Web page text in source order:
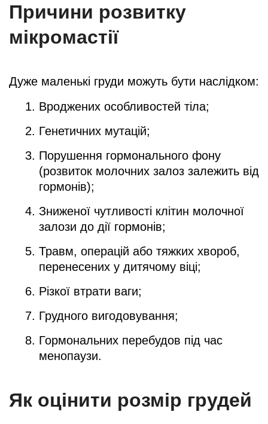
Причини розвитку
мікромастії
Дуже маленькі груди можуть бути наслідком:
Вроджених особливостей тіла;
Генетичних мутацій;
Порушення гормонального фону
(розвиток молочних залоз залежить від
гормонів);
Зниженої чутливості клітин молочної
залози до дії гормонів;
Травм, операцій або тяжких хвороб,
перенесених у дитячому віці;
Різкої втрати ваги;
Грудного вигодовування;
Гормональних перебудов під час
менопаузи.
Як оцінити розмір грудей